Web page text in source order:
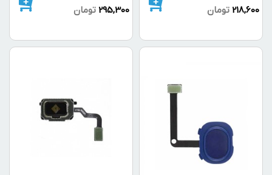
218,600 تومان 295,300 تومان